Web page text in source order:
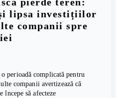
lipsa investițiilor
companii spre
perioadă complicată pentru
companii avertizează că
începe să afecteze